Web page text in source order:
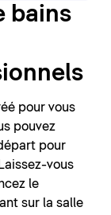
bains
pour vous
pouvez
pour
vous
le
sur la salle